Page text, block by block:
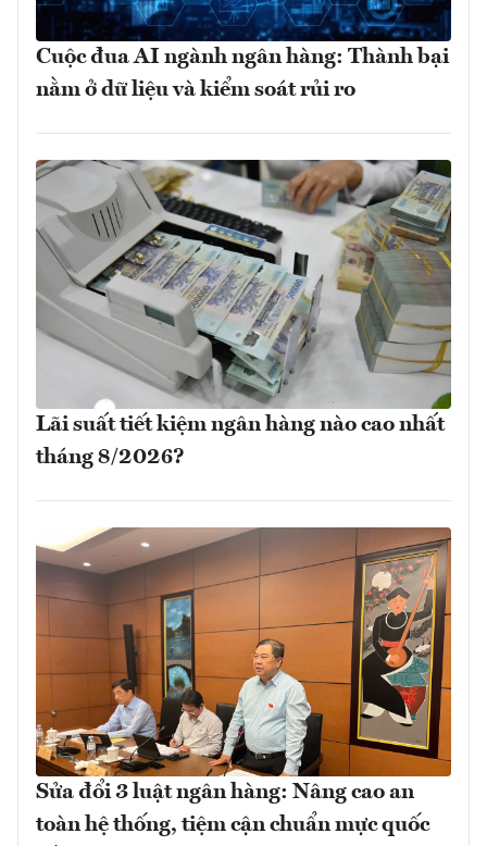
Cuộc đua AI ngành ngân hàng: Thành bại
nằm ở dữ liệu và kiểm soát rủi ro
Lãi suất tiết kiệm ngân hàng nào cao nhất
tháng 8/2026?
Sửa đổi 3 luật ngân hàng: Nâng cao an
toàn hệ thống, tiệm cận chuẩn mực quốc